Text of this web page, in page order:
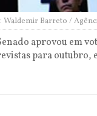
Waldemir Barreto /
aprovou em
para outubro,